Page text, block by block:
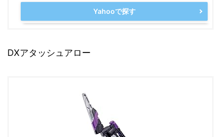
Yahooで探す
DXアタッシュアロー